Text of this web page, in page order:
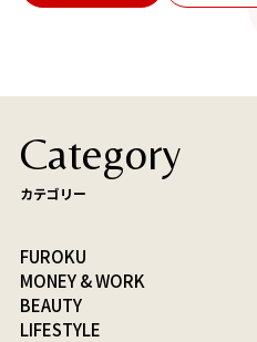
Category
カテゴリー
FUROKU
MONEY & WORK
BEAUTY
LIFESTYLE